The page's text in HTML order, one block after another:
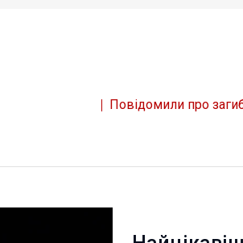
Повідомили про